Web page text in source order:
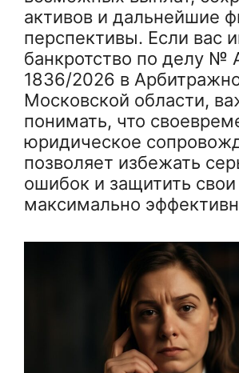
активов и дальнейшие
перспективы. Если вас
банкротство по делу №
1836/2026 в
Московской области,
понимать, что
юридическое
позволяет избежать
ошибок и защитить
максимально